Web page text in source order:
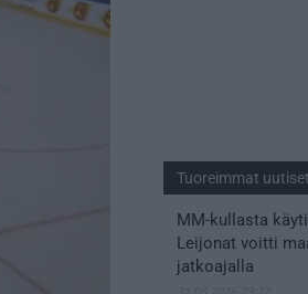
Tuoreimmat uutiset
MM-kullasta
Leijonat voitti
jatkoajalla